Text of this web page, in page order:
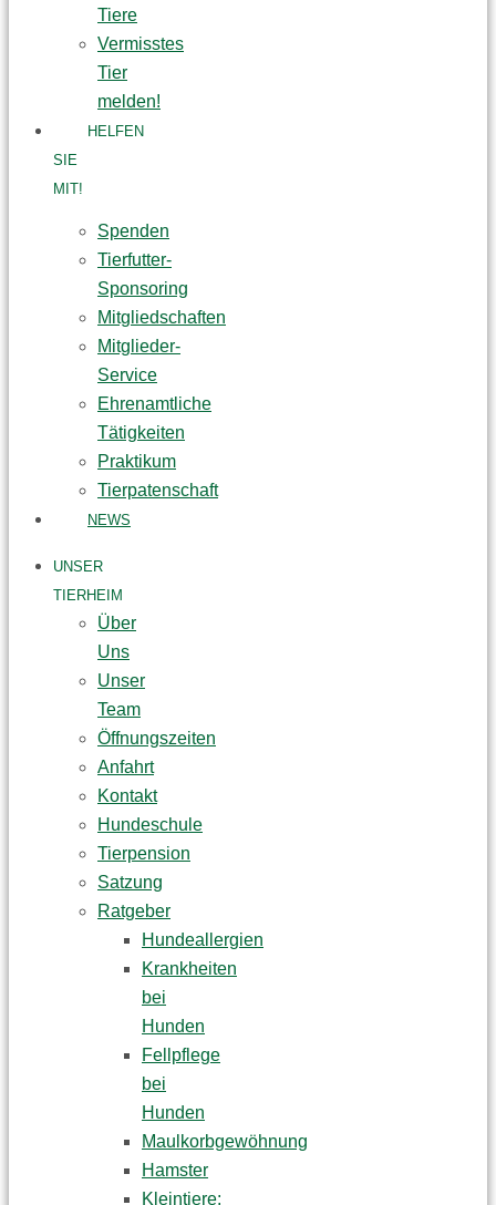
Tiere
Vermisstes
Tier
melden!
HELFEN
SIE
MIT!
Spenden
Tierfutter-
Sponsoring
Mitgliedschaften
Mitglieder-
Service
Ehrenamtliche
Tätigkeiten
Praktikum
Tierpatenschaft
NEWS
UNSER
TIERHEIM
Über
Uns
Unser
Team
Öffnungszeiten
Anfahrt
Kontakt
Hundeschule
Tierpension
Satzung
Ratgeber
Hundeallergien
Krankheiten
bei
Hunden
Fellpflege
bei
Hunden
Maulkorbgewöhnung
Hamster
Kleintiere: